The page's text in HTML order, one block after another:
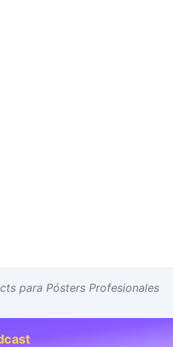
para Pósters Profesionales